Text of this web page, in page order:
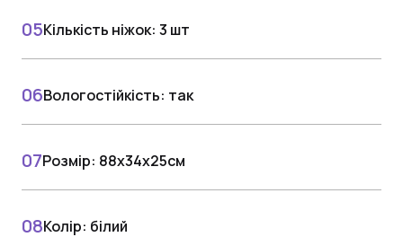
Кількість ніжок: 3 шт
Вологостійкість: так
Розмір: 88х34х25см
Колір: білий